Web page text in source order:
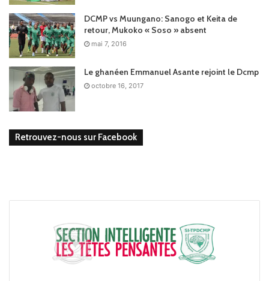
DCMP vs Muungano: Sanogo et Keita de
retour, Mukoko « Soso » absent
mai 7, 2016
Le ghanéen Emmanuel Asante rejoint le Dcmp
octobre 16, 2017
Retrouvez-nous sur Facebook